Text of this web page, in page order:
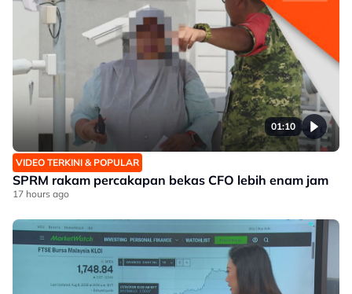
01:10
VIDEO TERKINI & POPULAR
SPRM rakam percakapan bekas CFO lebih enam jam
17 hours ago